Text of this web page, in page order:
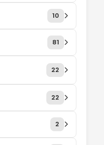
10
81
22
22
2